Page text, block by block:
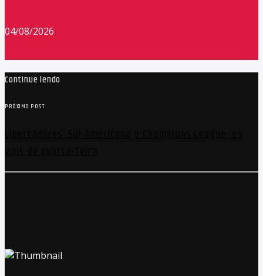
04/08/2026
Continue lendo
PRÓXIMO POST